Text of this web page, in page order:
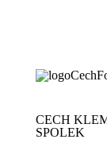
CECH
SPOLEK